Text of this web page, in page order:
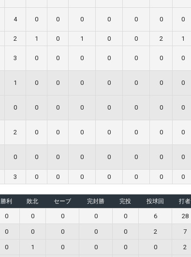
4 0 0 0 0 0 0 0
2 1 0 1 0 0 2 1
3 0 0 0 0 0 0 0
1 0 0 0 0 0 0 0
0 0 0 0 0 0 0 0
2 0 0 0 0 0 0 0
0 0 0 0 0 0 0 0
3 0 0 0 0 0 0 0
勝利 敗北 セーブ 完封勝 完投 投球回 打者
0 0 0 0 0 6 28
0 0 0 0 0 2 7
0 1 0 0 0 0 2